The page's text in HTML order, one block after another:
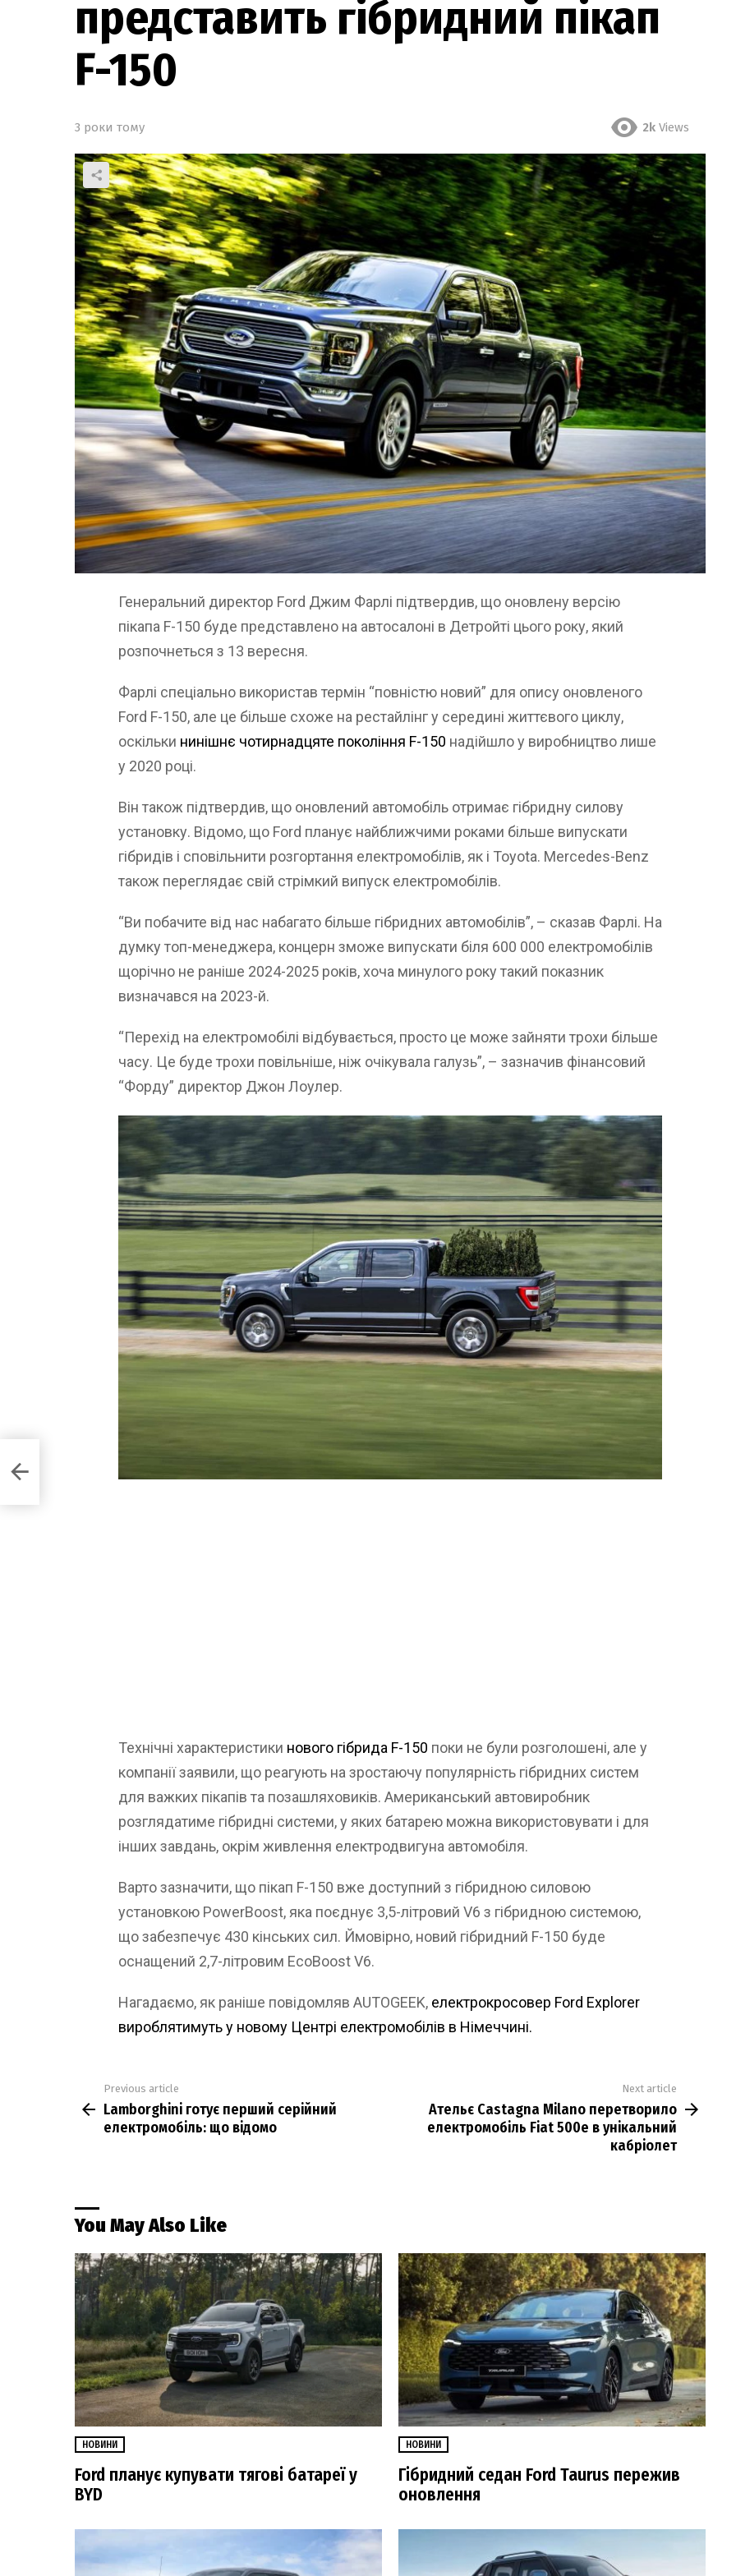
представить гібридний пікап
F-150
3 роки тому 2k Views
Генеральний директор Ford Джим Фарлі підтвердив, що оновлену версію
пікапа F-150 буде представлено на автосалоні в Детройті цього року, який
розпочнеться з 13 вересня.
Фарлі спеціально використав термін “повністю новий” для опису оновленого
Ford F-150, але це більше схоже на рестайлінг у середині життєвого циклу,
оскільки нинішнє чотирнадцяте покоління F-150 надійшло у виробництво лише
у 2020 році.
Він також підтвердив, що оновлений автомобіль отримає гібридну силову
установку. Відомо, що Ford планує найближчими роками більше випускати
гібридів і сповільнити розгортання електромобілів, як і Toyota. Mercedes-Benz
також переглядає свій стрімкий випуск електромобілів.
“Ви побачите від нас набагато більше гібридних автомобілів”, – сказав Фарлі. На
думку топ-менеджера, концерн зможе випускати біля 600 000 електромобілів
щорічно не раніше 2024-2025 років, хоча минулого року такий показник
визначався на 2023-й.
“Перехід на електромобілі відбувається, просто це може зайняти трохи більше
часу. Це буде трохи повільніше, ніж очікувала галузь”, – зазначив фінансовий
“Форду” директор Джон Лоулер.
Технічні характеристики нового гібрида F-150 поки не були розголошені, але у
компанії заявили, що реагують на зростаючу популярність гібридних систем
для важких пікапів та позашляховиків. Американський автовиробник
розглядатиме гібридні системи, у яких батарею можна використовувати і для
інших завдань, окрім живлення електродвигуна автомобіля.
Варто зазначити, що пікап F-150 вже доступний з гібридною силовою
установкою PowerBoost, яка поєднує 3,5-літровий V6 з гібридною системою,
що забезпечує 430 кінських сил. Ймовірно, новий гібридний F-150 буде
оснащений 2,7-літровим EcoBoost V6.
Нагадаємо, як раніше повідомляв AUTOGEEK, електрокросовер Ford Explorer
вироблятимуть у новому Центрі електромобілів в Німеччині.
more
Previous article
Lamborghini готує перший серійний
електромобіль: що відомо
Next article
Ательє Castagna Milano перетворило
електромобіль Fiat 500e в унікальний
кабріолет
You May Also Like
НОВИНИ
Ford планує купувати тягові батареї у
BYD
НОВИНИ
Гібридний седан Ford Taurus пережив
оновлення